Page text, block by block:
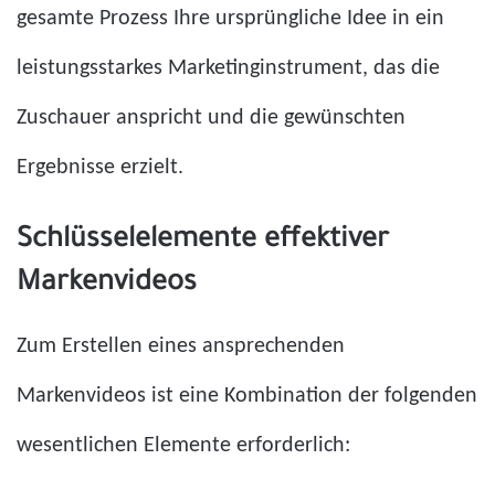
gesamte Prozess Ihre ursprüngliche Idee in ein
leistungsstarkes Marketinginstrument, das die
Zuschauer anspricht und die gewünschten
Ergebnisse erzielt.
Schlüsselelemente effektiver
Markenvideos
Zum Erstellen eines ansprechenden
Markenvideos ist eine Kombination der folgenden
wesentlichen Elemente erforderlich: